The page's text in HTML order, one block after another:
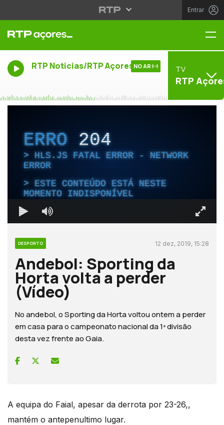
Entrar
RTP Noticias/RTP Açores NO AR TV
RTP
ERRO204
HLS.JS FATAL ERROR - NETWORK
ERROR
ESTE CONTEÚDO ESTÁ NESTE
MOMENTO INDISPONÍVEL
DESPORTO 12 dez, 2019, 15:28
Andebol: Sporting da
Horta volta a perder
(Vídeo)
No andebol, o Sporting da Horta voltou ontem a perder
em casa para o campeonato nacional da 1ª divisão
desta vez frente ao Gaia.
A equipa do Faial, apesar da derrota por 23-26,,
mantém o antepenultimo lugar.